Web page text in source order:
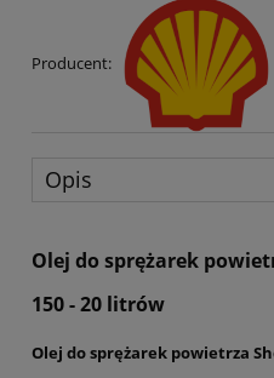
Producent:
Opis
Olej do sprężarek
150 - 20 litrów
Olej do sprężarek powietrza